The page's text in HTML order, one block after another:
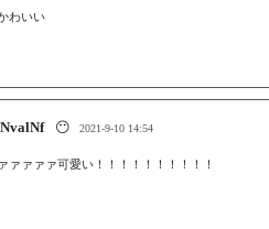
わいい
😶 2021-9-10 14:54
ァァァァ可愛い！！！！！！！！！！